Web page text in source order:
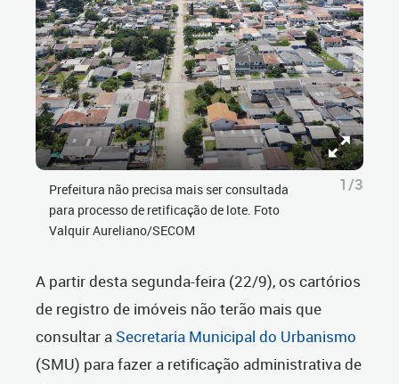
Prefeitura não precisa mais ser consultada
para processo de retificação de lote. Foto
Valquir Aureliano/SECOM
1/3
A partir desta segunda-feira (22/9), os cartórios
de registro de imóveis não terão mais que
consultar a Secretaria Municipal do Urbanismo
(SMU) para fazer a retificação administrativa de